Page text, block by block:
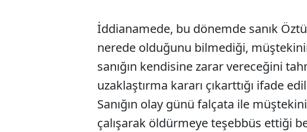
İddianamede, bu dönemde sanık
nerede olduğunu bilmediği,
sanığın kendisine zarar vereceğini
uzaklaştırma kararı çıkarttığı ifade
Sanığın olay günü falçata ile
çalışarak öldürmeye teşebbüs ettiği